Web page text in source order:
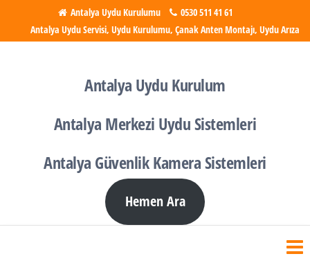
atla
Antalya Uydu Kurulumu
0530 511 41 61
Antalya Uydu Servisi, Uydu Kurulumu, Çanak Anten Montajı, Uydu Arıza
Antalya Uydu Kurulum
Antalya Merkezi Uydu Sistemleri
Antalya Güvenlik Kamera Sistemleri
Hemen Ara